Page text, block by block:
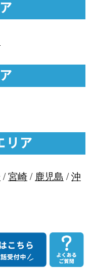
リア
/宮崎/ 鹿児島 /沖